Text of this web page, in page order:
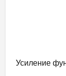
Усиление